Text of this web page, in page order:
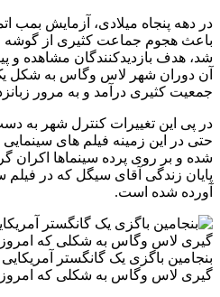
در دهه پنجاه میلادی، آزمایش بمب
باعث هجوم جماعت کثیری از گوشه و
شد، هدف بازدیدکنندگان مشاهده و
آن دوران شهر لاس وگاس به شکل یک
جمعیت کثیری درآمد و به مرور
در پی این تغییرات کنترل شهر به
حتی در این زمینه فیلم های سینمایی
شده و بر روی پرده سینماها اکران
پایان زندگی آقای سیگل که در فیلم
آورده شده است.
بنجامین باگزی یک گانگستر
گیری لاس وگاس به شکلی که